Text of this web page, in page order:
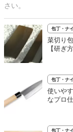
さい。
包丁・ナ
菜切り
【研ぎ
包丁・ナ
使いや
なプロ
包丁・ナ